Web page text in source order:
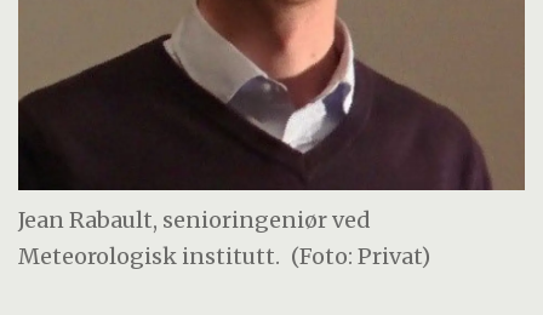
Jean Rabault, senioringeniør ved
Meteorologisk institutt. (Foto: Privat)